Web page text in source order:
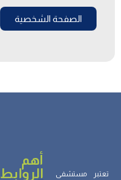
الصفحة الشخصية
تعتبر مستشفى
أهم
الروابط